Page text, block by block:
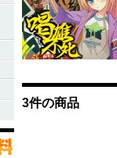
3件の商品